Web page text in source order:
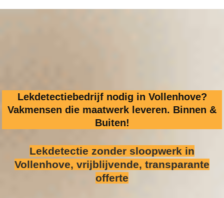
Lekdetectiebedrijf nodig in Vollenhove?
Vakmensen die maatwerk leveren. Binnen &
Buiten!
Lekdetectie zonder sloopwerk in
Vollenhove, vrijblijvende, transparante
offerte